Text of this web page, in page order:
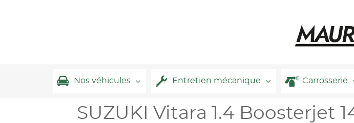
Nos véhicules Entretien mécanique Carrosserie
SUZUKI Vitara 1.4 Boosterjet